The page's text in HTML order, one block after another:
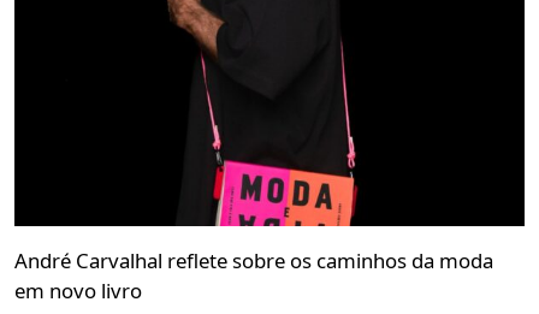
André Carvalhal reflete sobre os caminhos da moda
em novo livro